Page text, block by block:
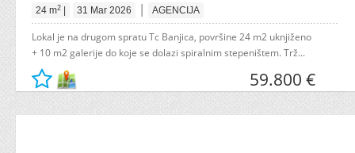
24 m2 31 Mar 2026 | AGENCIJA
Lokal je na drugom spratu Tc Banjica, površine 24 m2 uknjiženo
+ 10 m2 galerije do koje se dolazi spiralnim stepeništem. Trž...
59.800 €